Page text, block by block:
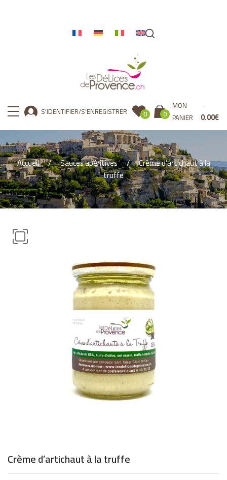
S'IDENTIFIER/S'ENREGISTRER 0 0
MON
PANIER
0.00€
Accueil Sauces apéritives
Crème d’artichaut à la
truffe
Crème d’artichaut à la truffe